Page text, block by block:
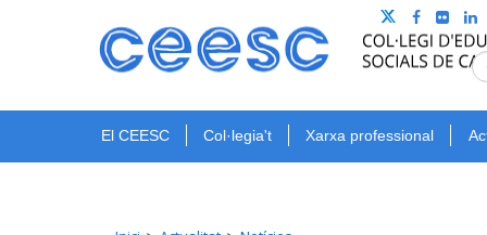
El CEESC Col·legia't Xarxa professional